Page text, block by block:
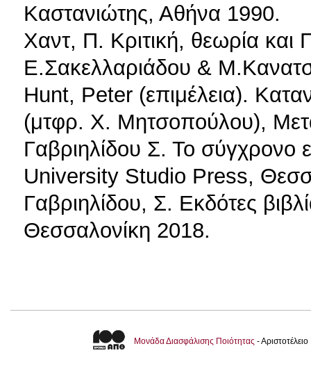
Καστανιώτης, Αθήνα 1990.
Χαντ, Π. Κριτική, θεωρία και
Ε.Σακελλαριάδου &
Hunt, Peter (επιμέλεια).
(μτφρ. Χ. Μητσοπούλου),
Γαβριηλίδου Σ. Το
University Studio Press,
Γαβριηλίδου, Σ. Εκδότες
Θεσσαλονίκη 2018.
Μονάδα Διασφάλισης Ποιότητας -